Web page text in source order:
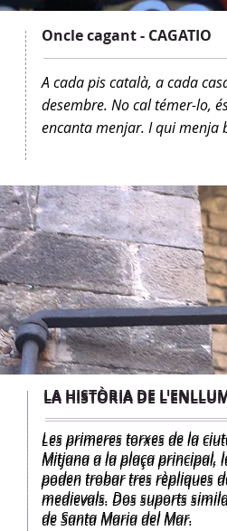
Oncle cagant - CAGATIO
A cada pis català, a cada
desembre. No cal témer-lo,
encanta menjar. I qui menja
LA HISTÒRIA DE
Les primeres torxes de la
Mitjana a la plaça principal,
poden trobar tres rèpliques
medievals. Dos suports
de Santa Maria del Mar.
LA HISTÒRIA DE
Les primeres torxes de la
Mitjana a la plaça principal,
poden trobar tres rèpliques
medievals. Dos suports
de Santa Maria del Mar.